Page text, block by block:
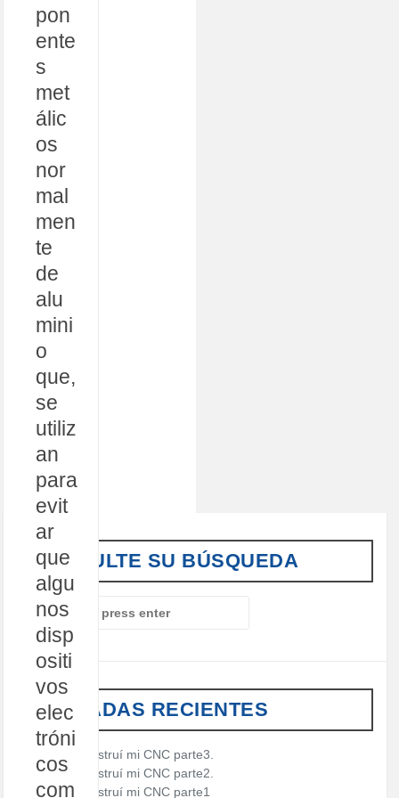
pon
ente
s
met
álic
os
nor
mal
men
te
de
alu
mini
o
que,
se
utiliz
an
para
evit
ar
que
algu
nos
disp
ositi
vos
elec
tróni
cos
com
CONSULTE SU BÚSQUEDA
S
a
r
h
f
o
r
:
ENTRADAS RECIENTES
Cómo construí mi CNC parte3.
Cómo construí mi CNC parte2.
Cómo construí mi CNC parte1